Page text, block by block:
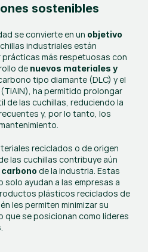
sostenibles
se convierte en un objetivo
industriales están
más respetuosas con
de nuevos materiales y
tipo diamante (DLC) y el
ha permitido prolongar
de las cuchillas, reduciendo la
y, por lo tanto, los
reciclados o de origen
las cuchillas contribuye aún
de la industria. Estas
ayudan a las empresas a
plásticos reciclados de
les permiten minimizar su
que se posicionan como líderes